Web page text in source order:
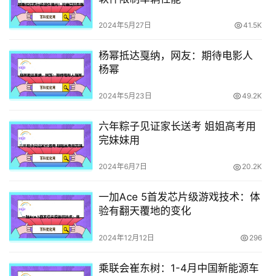
2024年5月27日 41.5K
杨幂抵达戛纳，网友：期待电影人
杨幂
2024年5月23日 49.2K
六年粽子见证家长送考 姐姐高考用
完妹妹用
2024年6月7日 20.2K
一加Ace 5首发芯片级游戏技术：体
验有翻天覆地的变化
2024年12月12日 296
乘联会崔东树：1-4月中国新能源车